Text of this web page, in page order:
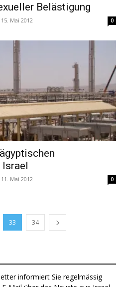
Belästigung
15. Mai 2012 0
11. Mai 2012 0
33 34
informiert Sie regelmässig